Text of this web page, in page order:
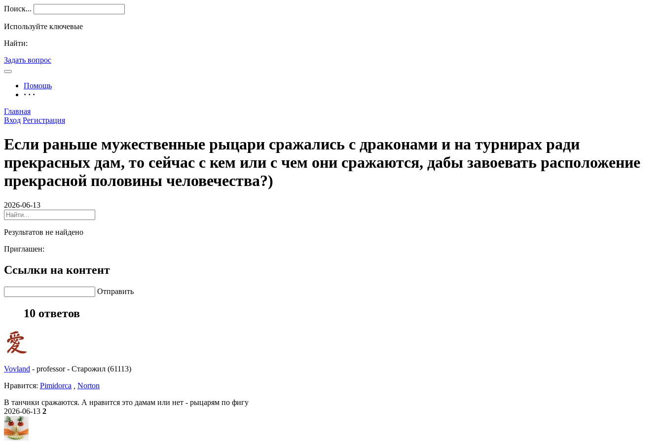
Поиск...
Используйте ключевые
Найти:
Задать вопрос
Помощь
· · ·
Главная
Вход Регистрация
Если раньше мужественные рыцари сражались с драконами и на турнирах ради
прекрасных дам, то сейчас с кем или с чем они сражаются, дабы завоевать расположение
прекрасной половины человечества?)
2026-06-13
Результатов не найдено
Приглашен:
Ссылки на контент
Отправить
10 ответов
Vovland - professor - Старожил (61113)
Нравитcя: Pimidorca
Norton
В танчики сражаются. А нравится это дамам или нет - рыцарям по фигу
2026-06-13 2